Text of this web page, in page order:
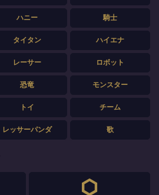
ハニー 騎士
タイタン ハイエナ
レーサー ロボット
恐竜 モンスター
トイ チーム
レッサーパンダ 歌